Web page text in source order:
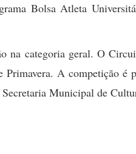
Bolsa Atleta
na categoria geral. O
A competição é
Municipal de